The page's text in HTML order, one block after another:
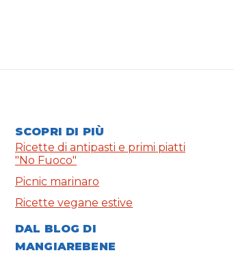
SCOPRI DI PIÙ
Ricette di antipasti e primi piatti
"No Fuoco"
Picnic marinaro
Ricette vegane estive
DAL BLOG DI
MANGIAREBENE